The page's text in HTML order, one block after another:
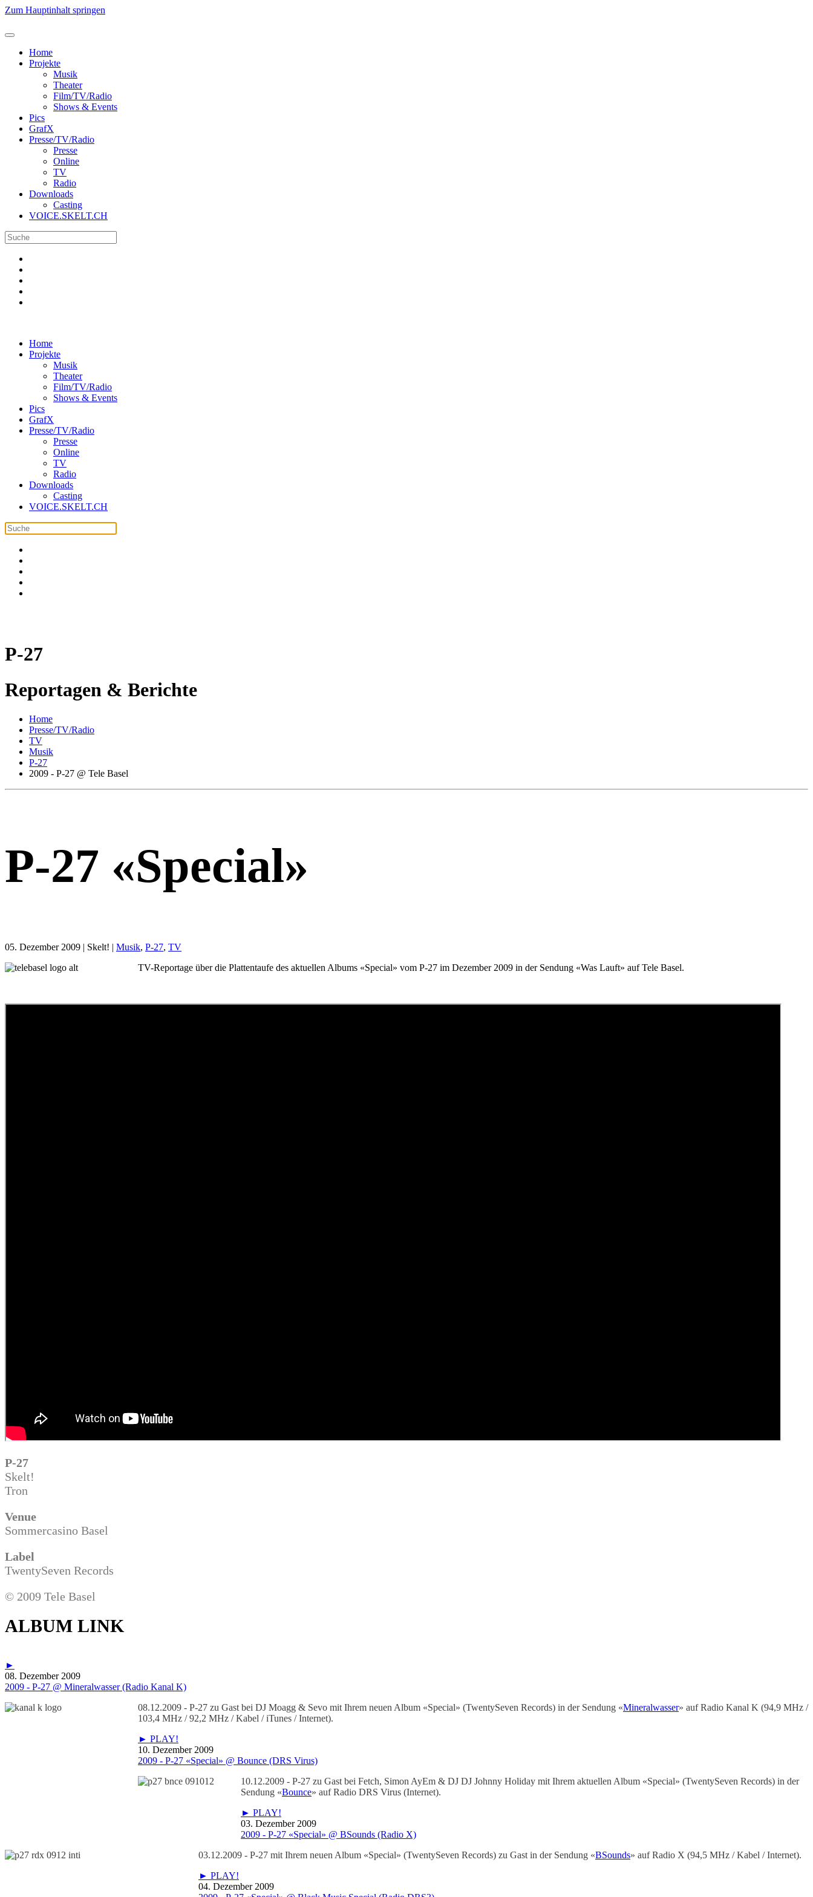
Zum Hauptinhalt springen
Home
Projekte
Musik
Theater
Film/TV/Radio
Shows & Events
Pics
GrafX
Presse/TV/Radio
Presse
Online
TV
Radio
Downloads
Casting
VOICE.SKELT.CH
Home
Projekte
Musik
Theater
Film/TV/Radio
Shows & Events
Pics
GrafX
Presse/TV/Radio
Presse
Online
TV
Radio
Downloads
Casting
VOICE.SKELT.CH
P-27
Reportagen & Berichte
Home
Presse/TV/Radio
TV
Musik
P-27
2009 - P-27 @ Tele Basel
P-27 «Special»
05. Dezember 2009 | Skelt! | Musik, P-27, TV
TV-Reportage über die Plattentaufe des aktuellen Albums «Special» vom P-27 im Dezember 2009 in der Sendung «Was Lauft» auf Tele Basel.
P-27
Skelt!
Tron
Venue
Sommercasino Basel
Label
TwentySeven Records
© 2009 Tele Basel
ALBUM LINK
►
08. Dezember 2009
2009 - P-27 @ Mineralwasser (Radio Kanal K)
08.12.2009 - P-27 zu Gast bei DJ Moagg & Sevo mit Ihrem neuen Album «Special» (TwentySeven Records) in der Sendung «Mineralwasser» auf Radio Kanal K (94,9 MHz /
103,4 MHz / 92,2 MHz / Kabel / iTunes / Internet).
► PLAY!
10. Dezember 2009
2009 - P-27 «Special» @ Bounce (DRS Virus)
10.12.2009 - P-27 zu Gast bei Fetch, Simon AyEm & DJ DJ Johnny Holiday mit Ihrem aktuellen Album «Special» (TwentySeven Records) in der
Sendung «Bounce» auf Radio DRS Virus (Internet).
► PLAY!
03. Dezember 2009
2009 - P-27 «Special» @ BSounds (Radio X)
03.12.2009 - P-27 mit Ihrem neuen Album «Special» (TwentySeven Records) zu Gast in der Sendung «BSounds» auf Radio X (94,5 MHz / Kabel / Internet).
► PLAY!
04. Dezember 2009